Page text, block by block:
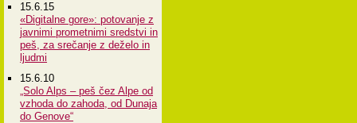
15.6.15
«Digitalne gore»: potovanje z
javnimi prometnimi sredstvi in
peš, za srečanje z deželo in
ljudmi
15.6.10
„Solo Alps – peš čez Alpe od
vzhoda do zahoda, od Dunaja
do Genove“